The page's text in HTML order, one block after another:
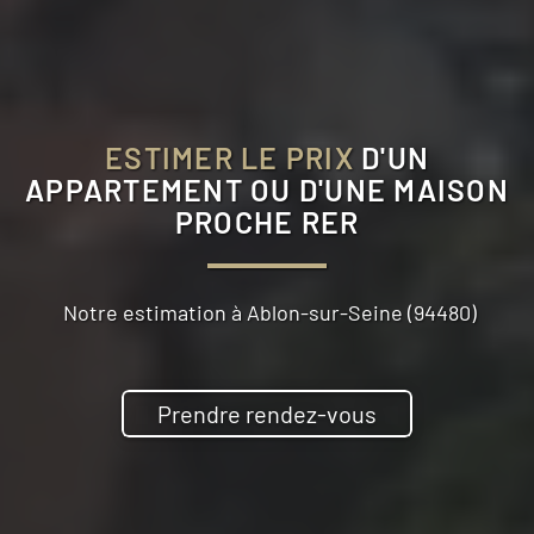
ESTIMER LE PRIX D'UN
APPARTEMENT OU D'UNE MAISON
PROCHE RER
Notre estimation à Ablon-sur-Seine (94480)
Prendre rendez-vous